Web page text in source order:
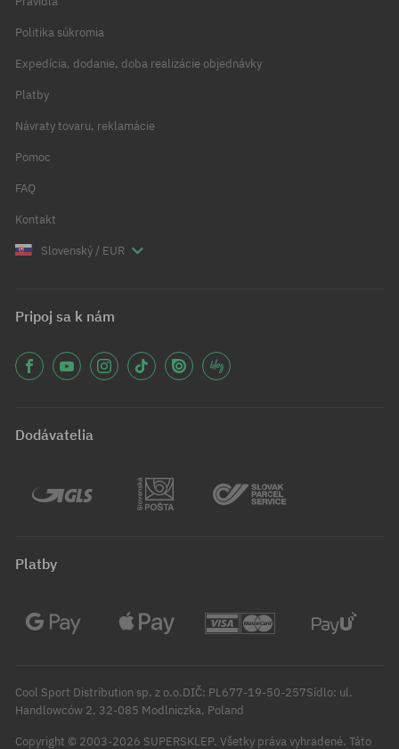
Politika súkromia
Expedícia, dodanie, doba realizácie objednávky
Platby
Návraty tovaru, reklamácie
Pomoc
FAQ
Kontakt
Slovenský / EUR
Pripoj sa k nám
Dodávatelia
Platby
Cool Sport Distribution sp. z o.o.DIČ: PL677-19-50-257Sídlo: ul.
Handlowców 2, 32-085 Modlniczka, Poland
Copyright © 2003-2026 SUPERSKLEP. Všetky práva vyhradené. Táto